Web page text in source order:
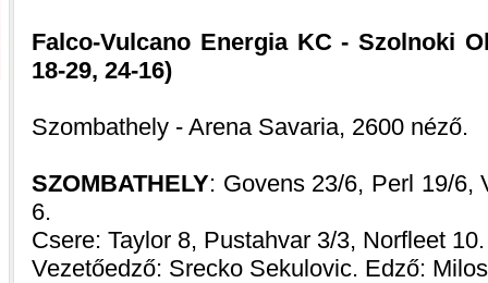
Falco-Vulcano Energia KC - Szolnoki
18-29, 24-16)
Szombathely - Arena Savaria, 2600 néző.
SZOMBATHELY: Govens 23/6, Perl 19/6,
6.
Csere: Taylor 8, Pustahvar 3/3, Norfleet 10.
Vezetőedző: Srecko Sekulovic. Edző: